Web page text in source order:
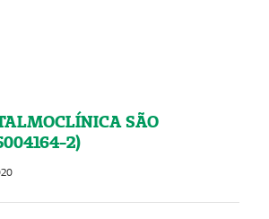
SÃO
2)